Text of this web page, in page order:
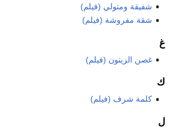
شفيقة ومتولي (فيلم)
شقة مفروشة (فيلم)
غ
غصن الزيتون (فيلم)
ك
كلمة شرف (فيلم)
ل